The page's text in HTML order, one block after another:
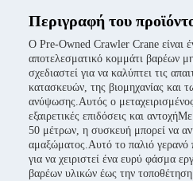
Περιγραφή του
Ο Pre-Owned Crawler Crane είναι
αποτελεσματικό κομμάτι βαρέων
σχεδιαστεί για να καλύπτει τις
κατασκευών, της βιομηχανίας και
ανύψωσης.Αυτός ο
εξαιρετικές επιδόσεις και
50 μέτρων, η συσκευή μπορεί να
αμαξώματος.Αυτό το παλιό γερανό
για να χειριστεί ένα ευρύ φάσμα
βαρέων υλικών έως την